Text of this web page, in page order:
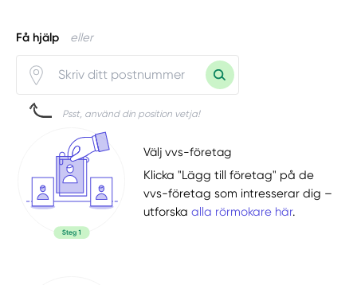
Få hjälp eller
Psst, använd din position vetja!
Välj vvs-företag
Klicka "Lägg till företag" på de
vvs-företag som intresserar dig –
utforskaalla rörmokare här.